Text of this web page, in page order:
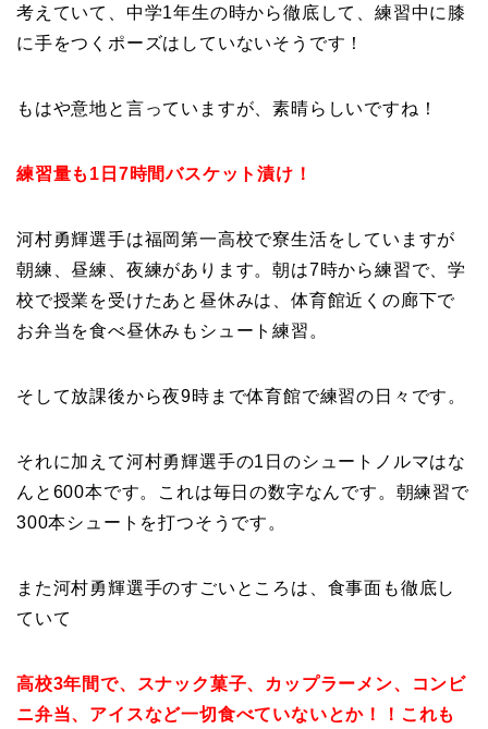
考えていて、中学1年生の時から徹底して、練習中に膝
に手をつくポーズはしていないそうです！
もはや意地と言っていますが、素晴らしいですね！
練習量も1日7時間バスケット漬け！
河村勇輝選手は福岡第一高校で寮生活をしていますが
朝練、昼練、夜練があります。朝は7時から練習で、学
校で授業を受けたあと昼休みは、体育館近くの廊下で
お弁当を食べ昼休みもシュート練習。
そして放課後から夜9時まで体育館で練習の日々です。
それに加えて河村勇輝選手の1日のシュートノルマはな
んと600本です。これは毎日の数字なんです。朝練習で
300本シュートを打つそうです。
また河村勇輝選手のすごいところは、食事面も徹底し
ていて
高校3年間で、スナック菓子、カップラーメン、コンビ
ニ弁当、アイスなど一切食べていないとか！！これも